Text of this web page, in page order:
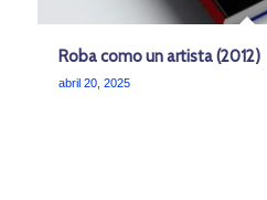
Roba como un artista (2012)
abril 20, 2025